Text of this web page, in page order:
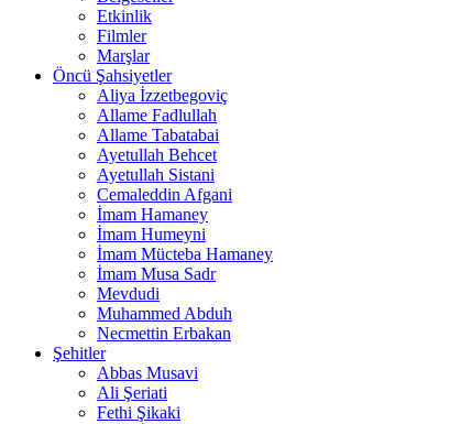
Etkinlik
Filmler
Marşlar
Öncü Şahsiyetler
Aliya İzzetbegoviç
Allame Fadlullah
Allame Tabatabai
Ayetullah Behcet
Ayetullah Sistani
Cemaleddin Afgani
İmam Hamaney
İmam Humeyni
İmam Mücteba Hamaney
İmam Musa Sadr
Mevdudi
Muhammed Abduh
Necmettin Erbakan
Şehitler
Abbas Musavi
Ali Şeriati
Fethi Şikaki